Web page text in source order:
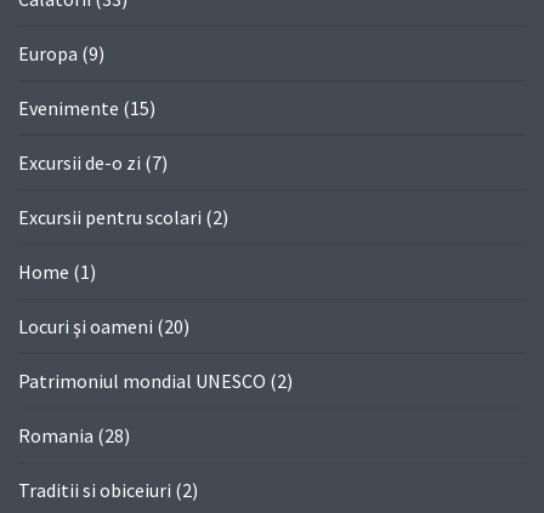
Europa (9)
Evenimente (15)
Excursii de-o zi (7)
Excursii pentru scolari (2)
Home (1)
Locuri şi oameni (20)
Patrimoniul mondial UNESCO (2)
Romania (28)
Traditii si obiceiuri (2)